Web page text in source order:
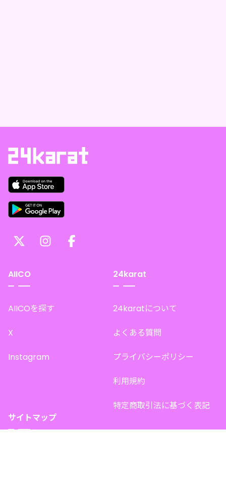
AIICO
AIICOを探す
X
Instagram
24karat
24karatについて
よくある質問
プライバシーポリシー
利用規約
特定商取引法に基づく表記
サイトマップ